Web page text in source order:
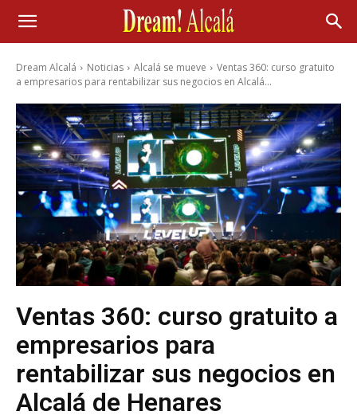
Dream Alcalá Noticias Alcalá se mueve
Ventas 360: curso gratuito
a empresarios para rentabilizar sus negocios en Alcalá...
Ventas 360: curso gratuito a
empresarios para
rentabilizar sus negocios en
Alcalá de Henares